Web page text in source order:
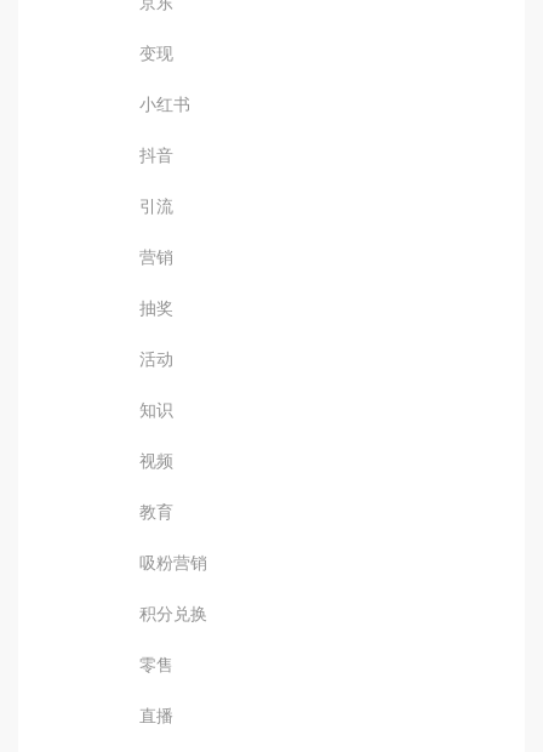
变现
小红书
抖音
引流
营销
抽奖
活动
知识
视频
教育
吸粉营销
积分兑换
零售
直播